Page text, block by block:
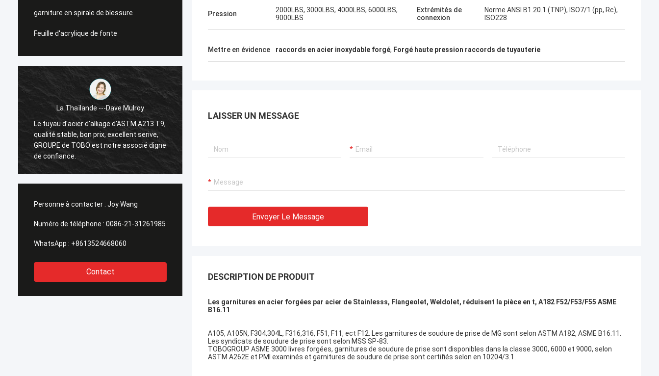
garniture en spirale de blessure
Feuille d'acrylique de fonte
LES Etats-Unis ---Alfaro
Bride duplex superbe d'ASTM A182 F55,
bonne qualité, nous aimons cela ! Et délai
de livraison à temps aussi, très
professionnel.
Le Brésil---Aimee
est bon, continuera à coopérer.
Personne à contacter : Joy Wang
Numéro de téléphone : 0086-21-31261985
WhatsApp : +8613524668060
Contact
Pression
2000LBS, 3000LBS, 4000LBS, 6000LBS,
9000LBS
Extrémités de
connexion
Norme ANSI B1.20.1 (TNP), ISO7/1 (pp, Rc),
ISO228
Mettre en évidence raccords en acier inoxydable forgé, Forgé haute pression raccords de tuyauterie
LAISSER UN MESSAGE
Envoyer Le Message
DESCRIPTION DE PRODUIT
Les garnitures en acier forgées par acier de Stainlesss, Flangeolet, Weldolet, réduisent la pièce en t, A182 F52/F53/F55 ASME
B16.11
A105, A105N, F304,304L, F316,316, F51, F11, ect F12. Les garnitures de soudure de prise de MG sont selon ASTM A182, ASME B16.11.
Les syndicats de soudure de prise sont selon MSS SP-83.
TOBOGROUP ASME 3000 livres forgées, garnitures de soudure de prise sont disponibles dans la classe 3000, 6000 et 9000, selon
ASTM A262E et PMI examinés et garnitures de soudure de prise sont certifiés selon en 10204/3.1.